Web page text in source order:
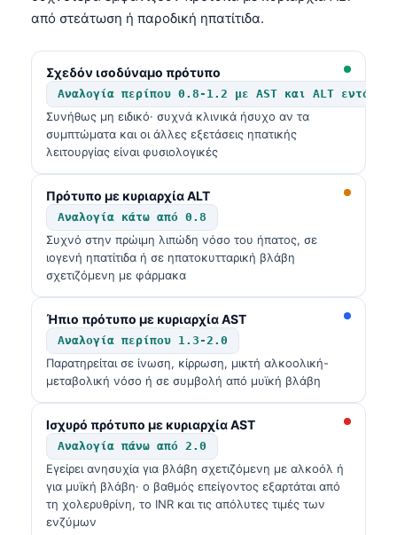
από στεάτωση ή παροδική ηπατίτιδα.
Σχεδόν ισοδύναμο πρότυπο
Αναλογία περίπου 0.8-1.2 με AST και ALT εντός
Συνήθως μη ειδικό· συχνά κλινικά ήσυχο αν τα
συμπτώματα και οι άλλες εξετάσεις ηπατικής
λειτουργίας είναι φυσιολογικές
Πρότυπο με κυριαρχία ALT
Αναλογία κάτω από 0.8
Συχνό στην πρώιμη λιπώδη νόσο του ήπατος, σε
ιογενή ηπατίτιδα ή σε ηπατοκυτταρική βλάβη
σχετιζόμενη με φάρμακα
Ήπιο πρότυπο με κυριαρχία AST
Αναλογία περίπου 1.3-2.0
Παρατηρείται σε ίνωση, κίρρωση, μικτή αλκοολική-
μεταβολική νόσο ή σε συμβολή από μυϊκή βλάβη
Ισχυρό πρότυπο με κυριαρχία AST
Αναλογία πάνω από 2.0
Εγείρει ανησυχία για βλάβη σχετιζόμενη με αλκοόλ ή
για μυϊκή βλάβη· ο βαθμός επείγοντος εξαρτάται από
τη χολερυθρίνη, το INR και τις απόλυτες τιμές των
ενζύμων